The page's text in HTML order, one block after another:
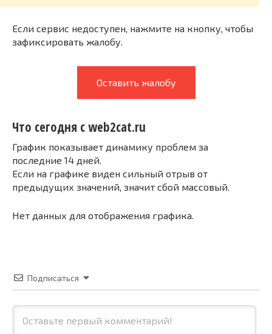
Если сервис недоступен, нажмите на кнопку, чтобы
зафиксировать жалобу.
Оставить жалобу
Что сегодня с web2cat.ru
График показывает динамику проблем за
последние 14 дней.
Если на графике виден сильный отрыв от
предыдущих значений, значит сбой массовый.
Нет данных для отображения графика.
Подписаться